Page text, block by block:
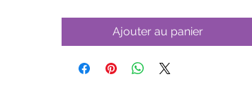
Ajouter au panier